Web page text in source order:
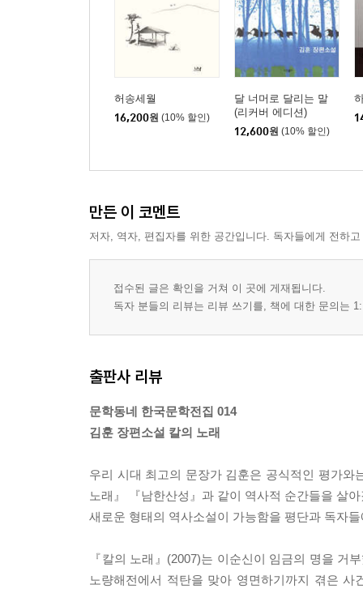
허송세월
16,200원 (10% 할인)
달 너머로 달리는 말
(리커버 에디션)
12,600원 (10% 할인)
만든 이 코멘트
저자, 역자, 편집자를 위한 공간입니다. 독자들에게 전하
접수된 글은 확인을 거쳐 이 곳에 게재됩니다.
독자 분들의 리뷰는 리뷰 쓰기를, 책에 대한 문의는
출판사 리뷰
문학동네 한국문학전집 014
김훈 장편소설 칼의 노래
우리 시대 최고의 문장가 김훈은 공식적인 평가
노래』 『남한산성』과 같이 역사적 순간들을 살
새로운 형태의 역사소설이 가능함을 평단과 독자
『칼의 노래』(2007)는 이순신이 임금의 명을 거
노량해전에서 적탄을 맞아 영면하기까지 겪은